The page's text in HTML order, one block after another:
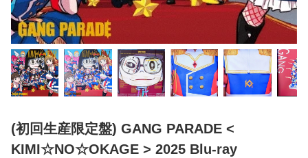
(初回生産限定盤) GANG PARADE <
KIMI☆NO☆OKAGE > 2025 Blu-ray